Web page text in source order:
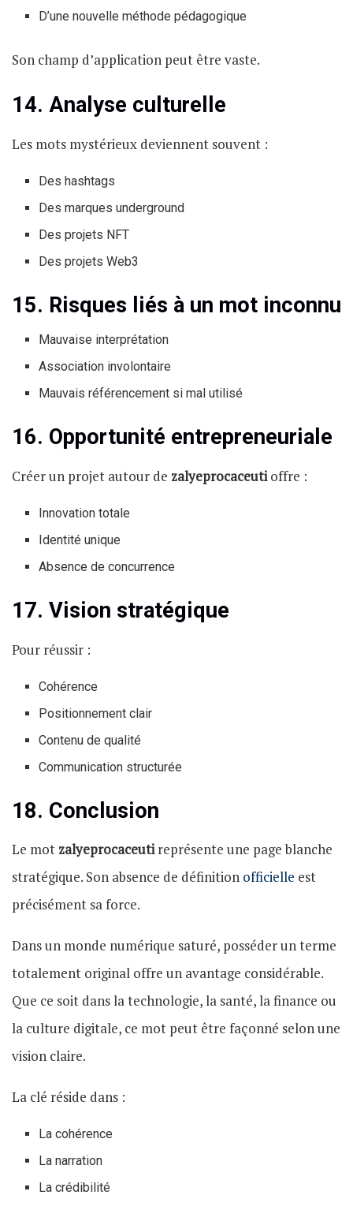
D’une nouvelle méthode pédagogique
Son champ d’application peut être vaste.
14. Analyse culturelle
Les mots mystérieux deviennent souvent :
Des hashtags
Des marques underground
Des projets NFT
Des projets Web3
15. Risques liés à un mot inconnu
Mauvaise interprétation
Association involontaire
Mauvais référencement si mal utilisé
16. Opportunité entrepreneuriale
Créer un projet autour de zalyeprocaceutioffre :
Innovation totale
Identité unique
Absence de concurrence
17. Vision stratégique
Pour réussir :
Cohérence
Positionnement clair
Contenu de qualité
Communication structurée
18. Conclusion
Le mot zalyeprocaceutireprésente une page blanche
stratégique. Son absence de définition officielle est
précisément sa force.
Dans un monde numérique saturé, posséder un terme
totalement original offre un avantage considérable.
Que ce soit dans la technologie, la santé, la finance ou
la culture digitale, ce mot peut être façonné selon une
vision claire.
La clé réside dans :
La cohérence
La narration
La crédibilité